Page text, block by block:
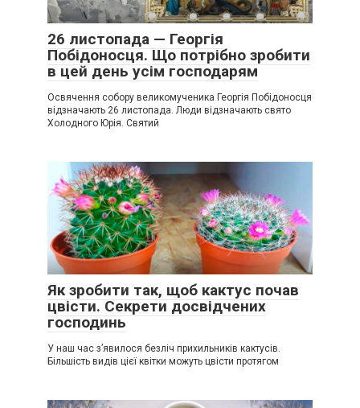
26 листопада — Георгія
Побідоносця. Що потрібно зробити
в цей день усім господарям
Освячення собору великомученика Георгія Побідоносця
відзначають 26 листопада. Люди відзначають свято
Холодного Юрія. Святий
Як зробити так, щоб кактус почав
цвісти. Секрети досвідчених
господинь
У наш час з’явилося безліч прихильників кактусів.
Більшість видів цієї квітки можуть цвісти протягом